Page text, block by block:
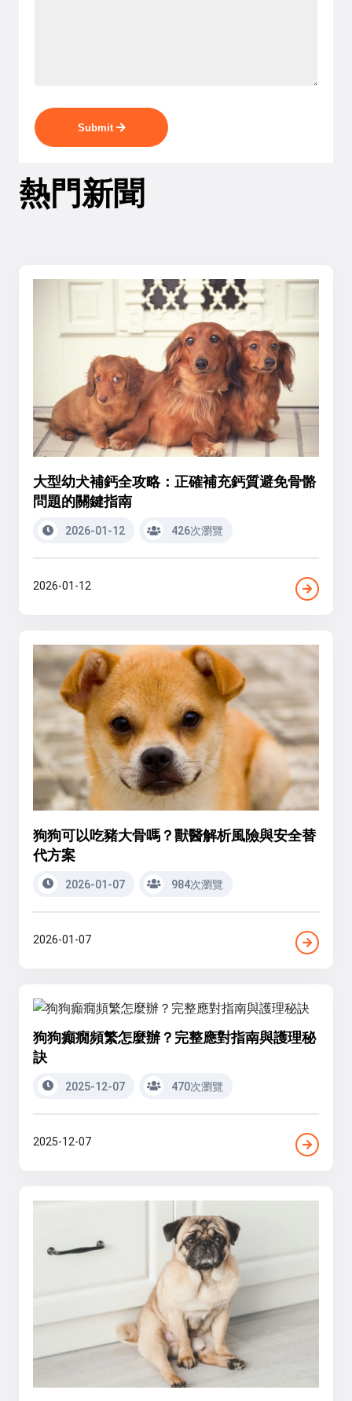
Submit
熱門新聞
大型幼犬補鈣全攻略：正確補充鈣質避免骨骼
問題的關鍵指南
2026-01-12 426次瀏覽
2026-01-12
狗狗可以吃豬大骨嗎？獸醫解析風險與安全替
代方案
2026-01-07 984次瀏覽
2026-01-07
狗狗癲癇頻繁怎麼辦？完整應對指南與護理秘
訣
2025-12-07 470次瀏覽
2025-12-07